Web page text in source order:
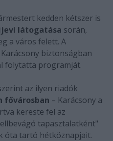
kedden kétszer is
látogatása során,
a város felett. A
biztonságban
folytatta programját.
az ilyen riadók
fővárosban – Karácsony a
kereste fel az
tapasztalatként"
óta tartó hétköznapjait.